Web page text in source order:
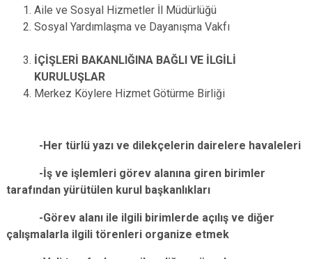
Aile ve Sosyal Hizmetler İl Müdürlüğü
Sosyal Yardımlaşma ve Dayanışma Vakfı
İÇİŞLERİ BAKANLIĞINA BAĞLI VE İLGİLİ
KURULUŞLAR
Merkez Köylere Hizmet Götürme Birliği
-Her türlü yazı ve dilekçelerin dairelere havaleleri
-İş ve işlemleri görev alanına giren birimler
tarafından yürütülen kurul başkanlıkları
-Görev alanı ile ilgili birimlerde açılış ve diğer
çalışmalarla ilgili törenleri organize etmek